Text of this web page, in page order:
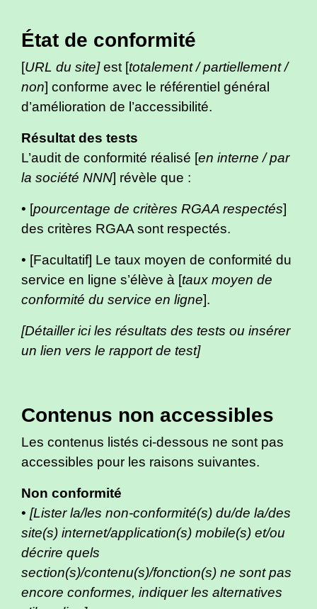
État de conformité
[URL du site]est [totalement / partiellement /
non] conforme avec le référentiel général
d’amélioration de l’accessibilité.
Résultat des tests
L’audit de conformité réalisé [en interne / par
la société NNN] révèle que :
• [pourcentage de critères RGAA respectés]
des critères RGAA sont respectés.
• [Facultatif] Le taux moyen de conformité du
service en ligne s’élève à [taux moyen de
conformité du service en ligne].
[Détailler ici les résultats des tests ou insérer
un lien vers le rapport de test]
Contenus non accessibles
Les contenus listés ci-dessous ne sont pas
accessibles pour les raisons suivantes.
Non conformité
• [Lister la/les non-conformité(s) du/de la/des
site(s) internet/application(s) mobile(s) et/ou
décrire quels
section(s)/contenu(s)/fonction(s) ne sont pas
encore conformes, indiquer les alternatives